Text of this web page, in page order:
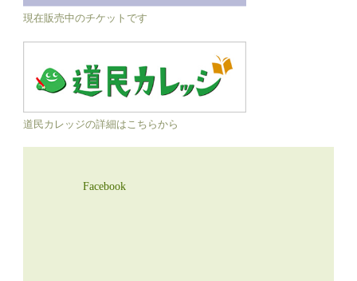
現在販売中のチケットです
道民カレッジの詳細はこちらから
Facebook